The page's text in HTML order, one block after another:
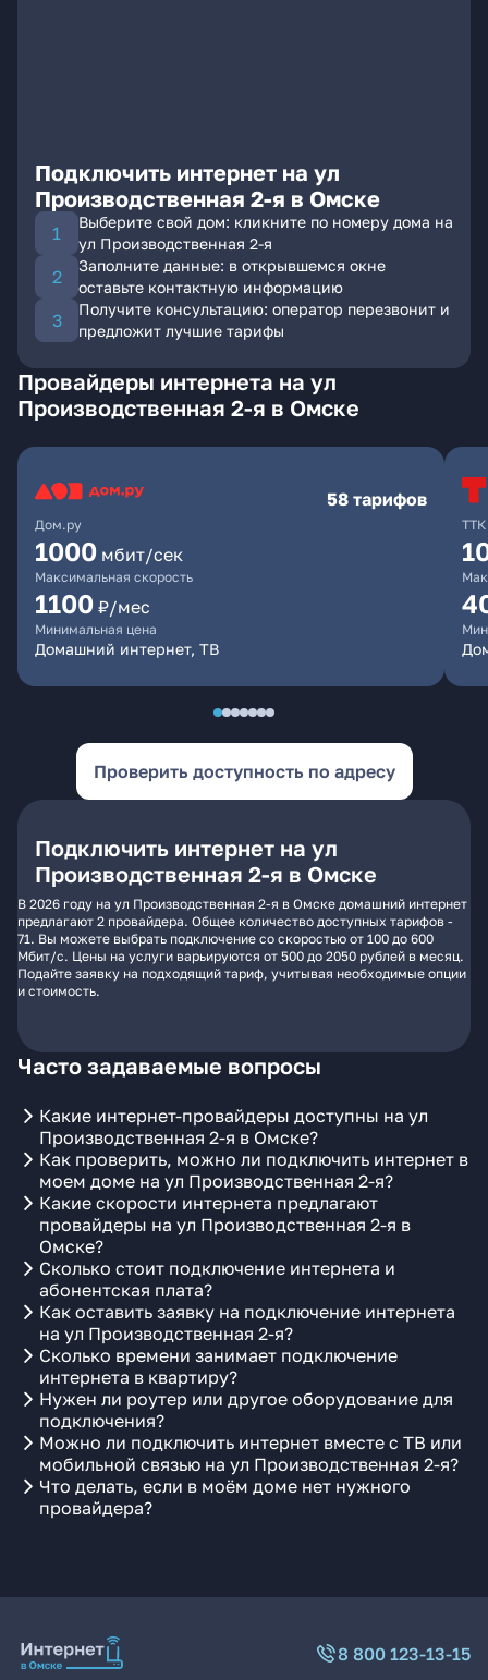
Подключить интернет на ул
Производственная 2-я в Омске
Выберите свой дом: кликните по номеру дома на
ул Производственная 2-я
Заполните данные: в открывшемся окне
оставьте контактную информацию
Получите консультацию: оператор перезвонит и
предложит лучшие тарифы
Провайдеры интернета на ул
Производственная 2-я в Омске
Дом.ру
58 тарифов
1000 мбит/сек
Максимальная скорость
1100 ₽/мес
Минимальная цена
Домашний интернет, ТВ
ТТК
Проверить доступность по адресу
Подключить интернет на ул
Производственная 2-я в Омске
В 2026 году на ул Производственная 2-я в Омске домашний интернет
предлагают 2 провайдера. Общее количество доступных тарифов -
71. Вы можете выбрать подключение со скоростью от 100 до 600
Мбит/с. Цены на услуги варьируются от 500 до 2050 рублей в месяц.
Подайте заявку на подходящий тариф, учитывая необходимые опции
и стоимость.
Часто задаваемые вопросы
Какие интернет-провайдеры доступны на ул
Производственная 2-я в Омске?
Как проверить, можно ли подключить интернет в
моем доме на ул Производственная 2-я?
Какие скорости интернета предлагают
провайдеры на ул Производственная 2-я в
Омске?
Сколько стоит подключение интернета и
абонентская плата?
Как оставить заявку на подключение интернета
на ул Производственная 2-я?
Сколько времени занимает подключение
интернета в квартиру?
Нужен ли роутер или другое оборудование для
подключения?
Можно ли подключить интернет вместе с ТВ или
мобильной связью на ул Производственная 2-я?
Что делать, если в моём доме нет нужного
провайдера?
8 800 123-13-15